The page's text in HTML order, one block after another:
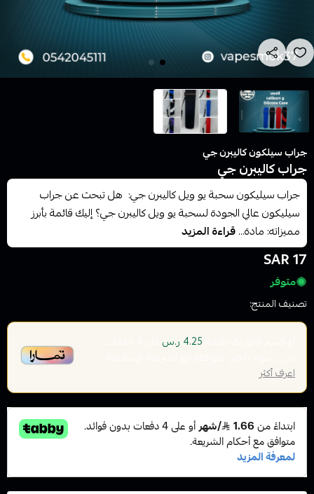
جراب سيلكون كاليبرن جي
جراب كاليبرن جي
جراب سيليكون سحبة يو ويل كاليبرن جي: هل تبحث عن جراب
سيليكون عالي الجودة لسحبة يو ويل كاليبرن جي؟ إليك قائمة بأبرز
مميزاته: مادة...قراءة المزيد
17 SAR
متوفر
تصنيف المنتج:
4.25 ر.س
اعرف أكثر